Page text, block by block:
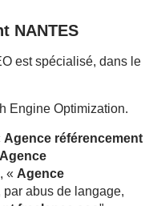
NANTES
est spécialisé, dans le
Engine Optimization.
Agence référencement
« Agence
par abus de langage,